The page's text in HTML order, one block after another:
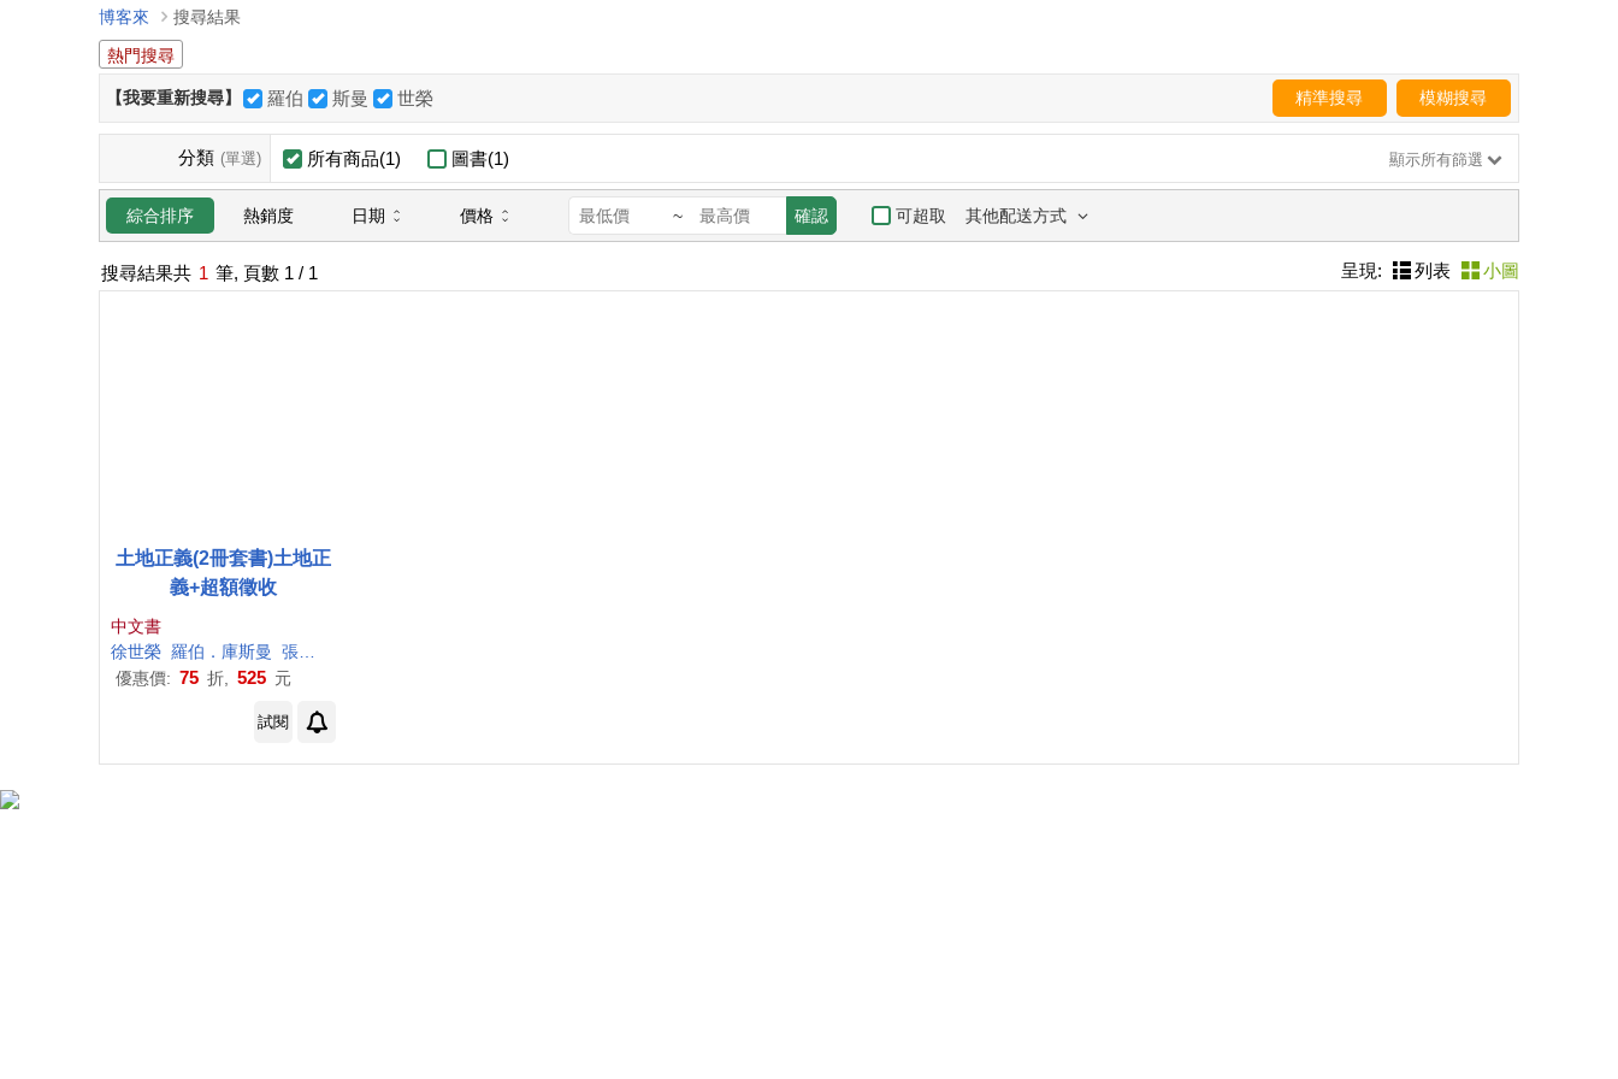
博客來
搜尋結果
熱門搜尋
【我要重新搜尋】 羅伯 斯曼 世榮 精準搜尋 模糊搜尋
分類 (單選) 所有商品(1) 圖書(1) 顯示所有篩選
綜合排序 熱銷度 日期 價格 ~ 確認 可超取 其他配送方式
搜尋結果共 1 筆, 頁數 1 / 1 呈現: 列表 小圖
土地正義(2冊套書)土地正
義+超額徵收
中文書
徐世榮 羅伯 ．庫斯曼 張雅綿
優惠價: 75 折, 525 元
試閱